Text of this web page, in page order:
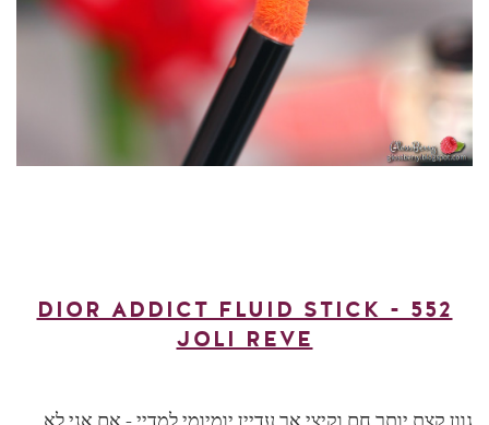
DIOR ADDICT FLUID STICK - 552
JOLI REVE